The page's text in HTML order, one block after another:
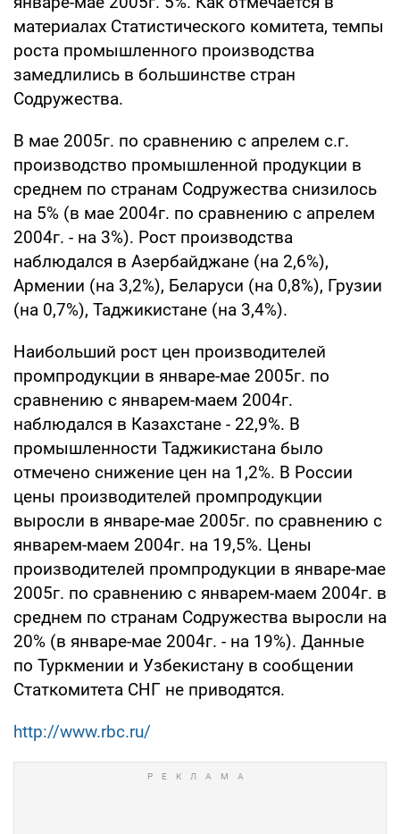
материалах Статистического комитета, темпы
роста промышленного производства
замедлились в большинстве стран
Содружества.
В мае 2005г. по сравнению с апрелем с.г.
производство промышленной продукции в
среднем по странам Содружества снизилось
на 5% (в мае 2004г. по сравнению с апрелем
2004г. - на 3%). Рост производства
наблюдался в Азербайджане (на 2,6%),
Армении (на 3,2%), Беларуси (на 0,8%), Грузии
(на 0,7%), Таджикистане (на 3,4%).
Наибольший рост цен производителей
промпродукции в январе-мае 2005г. по
сравнению с январем-маем 2004г.
наблюдался в Казахстане - 22,9%. В
промышленности Таджикистана было
отмечено снижение цен на 1,2%. В России
цены производителей промпродукции
выросли в январе-мае 2005г. по сравнению с
январем-маем 2004г. на 19,5%. Цены
производителей промпродукции в январе-мае
2005г. по сравнению с январем-маем 2004г. в
среднем по странам Содружества выросли на
20% (в январе-мае 2004г. - на 19%). Данные
по Туркмении и Узбекистану в сообщении
Статкомитета СНГ не приводятся.
http://www.rbc.ru/